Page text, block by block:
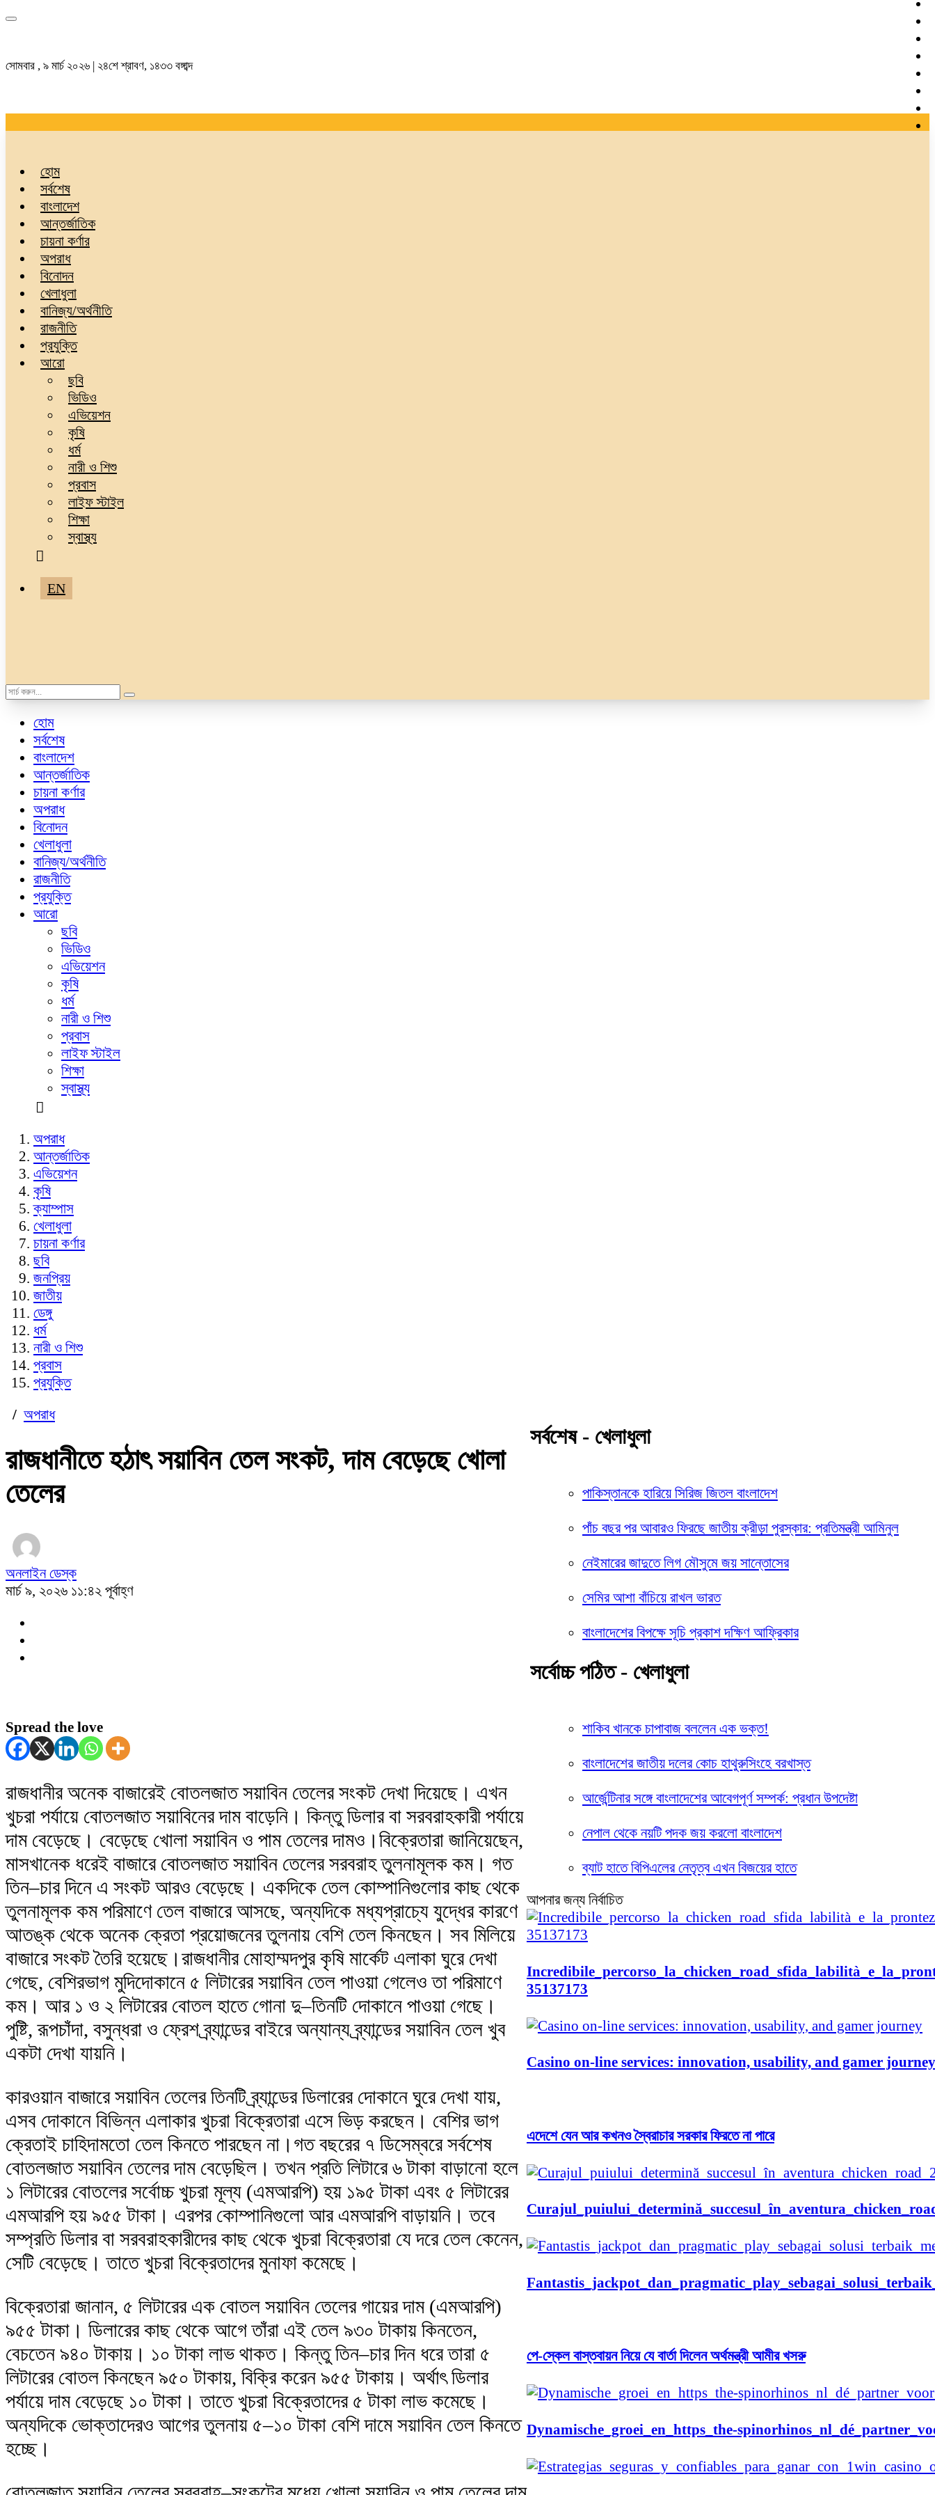
সোমবার , ৯ মার্চ ২০২৬ | ২৪শে শ্রাবণ, ১৪৩৩ বঙ্গাব্দ
হোম
সর্বশেষ
বাংলাদেশ
আন্তর্জাতিক
চায়না কর্ণার
অপরাধ
বিনোদন
খেলাধুলা
বানিজ্য/অর্থনীতি
রাজনীতি
প্রযুক্তি
আরো
ছবি
ভিডিও
এভিয়েশন
কৃষি
ধর্ম
নারী ও শিশু
প্রবাস
লাইফ স্টাইল
শিক্ষা
স্বাস্থ্য
EN
হোম
সর্বশেষ
বাংলাদেশ
আন্তর্জাতিক
চায়না কর্ণার
অপরাধ
বিনোদন
খেলাধুলা
বানিজ্য/অর্থনীতি
রাজনীতি
প্রযুক্তি
আরো
ছবি
ভিডিও
এভিয়েশন
কৃষি
ধর্ম
নারী ও শিশু
প্রবাস
লাইফ স্টাইল
শিক্ষা
স্বাস্থ্য
অপরাধ
আন্তর্জাতিক
এভিয়েশন
কৃষি
ক্যাম্পাস
খেলাধুলা
চায়না কর্ণার
ছবি
জনপ্রিয়
জাতীয়
ডেঙ্গু
ধর্ম
নারী ও শিশু
প্রবাস
প্রযুক্তি
/ অপরাধ
রাজধানীতে হঠাৎ সয়াবিন তেল সংকট, দাম বেড়েছে খোলা
তেলের
অনলাইন ডেস্ক
মার্চ ৯, ২০২৬ ১১:৪২ পূর্বাহ্ণ
Spread the love
রাজধানীর অনেক বাজারেই বোতলজাত সয়াবিন তেলের সংকট দেখা দিয়েছে। এখন
খুচরা পর্যায়ে বোতলজাত সয়াবিনের দাম বাড়েনি। কিন্তু ডিলার বা সরবরাহকারী পর্যায়ে
দাম বেড়েছে। বেড়েছে খোলা সয়াবিন ও পাম তেলের দামও।বিক্রেতারা জানিয়েছেন,
মাসখানেক ধরেই বাজারে বোতলজাত সয়াবিন তেলের সরবরাহ তুলনামূলক কম। গত
তিন–চার দিনে এ সংকট আরও বেড়েছে। একদিকে তেল কোম্পানিগুলোর কাছ থেকে
তুলনামূলক কম পরিমাণে তেল বাজারে আসছে, অন্যদিকে মধ্যপ্রাচ্যে যুদ্ধের কারণে
আতঙ্ক থেকে অনেক ক্রেতা প্রয়োজনের তুলনায় বেশি তেল কিনছেন। সব মিলিয়ে
বাজারে সংকট তৈরি হয়েছে।রাজধানীর মোহাম্মদপুর কৃষি মার্কেট এলাকা ঘুরে দেখা
গেছে, বেশিরভাগ মুদিদোকানে ৫ লিটারের সয়াবিন তেল পাওয়া গেলেও তা পরিমাণে
কম। আর ১ ও ২ লিটারের বোতল হাতে গোনা দু–তিনটি দোকানে পাওয়া গেছে।
পুষ্টি, রূপচাঁদা, বসুন্ধরা ও ফ্রেশ ব্র্যান্ডের বাইরে অন্যান্য ব্র্যান্ডের সয়াবিন তেল খুব
একটা দেখা যায়নি।
কারওয়ান বাজারে সয়াবিন তেলের তিনটি ব্র্যান্ডের ডিলারের দোকানে ঘুরে দেখা যায়,
এসব দোকানে বিভিন্ন এলাকার খুচরা বিক্রেতারা এসে ভিড় করছেন। বেশির ভাগ
ক্রেতাই চাহিদামতো তেল কিনতে পারছেন না।গত বছরের ৭ ডিসেম্বরে সর্বশেষ
বোতলজাত সয়াবিন তেলের দাম বেড়েছিল। তখন প্রতি লিটারে ৬ টাকা বাড়ানো হলে
১ লিটারের বোতলের সর্বোচ্চ খুচরা মূল্য (এমআরপি) হয় ১৯৫ টাকা এবং ৫ লিটারের
এমআরপি হয় ৯৫৫ টাকা। এরপর কোম্পানিগুলো আর এমআরপি বাড়ায়নি। তবে
সম্প্রতি ডিলার বা সরবরাহকারীদের কাছ থেকে খুচরা বিক্রেতারা যে দরে তেল কেনেন,
সেটি বেড়েছে। তাতে খুচরা বিক্রেতাদের মুনাফা কমেছে।
বিক্রেতারা জানান, ৫ লিটারের এক বোতল সয়াবিন তেলের গায়ের দাম (এমআরপি)
৯৫৫ টাকা। ডিলারের কাছ থেকে আগে তাঁরা এই তেল ৯৩০ টাকায় কিনতেন,
বেচতেন ৯৪০ টাকায়। ১০ টাকা লাভ থাকত। কিন্তু তিন–চার দিন ধরে তারা ৫
লিটারের বোতল কিনছেন ৯৫০ টাকায়, বিক্রি করেন ৯৫৫ টাকায়। অর্থাৎ ডিলার
পর্যায়ে দাম বেড়েছে ১০ টাকা। তাতে খুচরা বিক্রেতাদের ৫ টাকা লাভ কমেছে।
অন্যদিকে ভোক্তাদেরও আগের তুলনায় ৫–১০ টাকা বেশি দামে সয়াবিন তেল কিনতে
হচ্ছে।
সর্বশেষ - খেলাধুলা
পাকিস্তানকে হারিয়ে সিরিজ জিতল বাংলাদেশ
পাঁচ বছর পর আবারও ফিরছে জাতীয় ক্রীড়া পুরস্কার: প্রতিমন্ত্রী আমিনুল
নেইমারের জাদুতে লিগ মৌসুমে জয় সান্তোসের
সেমির আশা বাঁচিয়ে রাখল ভারত
বাংলাদেশের বিপক্ষে সূচি প্রকাশ দক্ষিণ আফ্রিকার
সর্বোচ্চ পঠিত - খেলাধুলা
শাকিব খানকে চাপাবাজ বললেন এক ভক্ত!
বাংলাদেশের জাতীয় দলের কোচ হাথুরুসিংহে বরখাস্ত
আর্জেন্টিনার সঙ্গে বাংলাদেশের আবেগপূর্ণ সম্পর্ক: প্রধান উপদেষ্টা
নেপাল থেকে নয়টি পদক জয় করলো বাংলাদেশ
ব্যাট হাতে বিপিএলের নেতৃত্ব এখন বিজয়ের হাতে
আপনার জন্য নির্বাচিত
35137173
Casino on-line services: innovation, usability, and gamer journey
এদেশে যেন আর কখনও স্বৈরাচার সরকার ফিরতে না পারে
পে-স্কেল বাস্তবায়ন নিয়ে যে বার্তা দিলেন অর্থমন্ত্রী আমীর খসরু
Dynamische_groei_en_https_the-